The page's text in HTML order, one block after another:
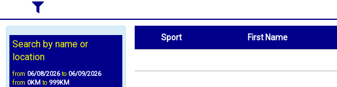
Search by name or
location
from 06/08/2026to 06/09/2026
from 0KM to 999KM
Sport First Name